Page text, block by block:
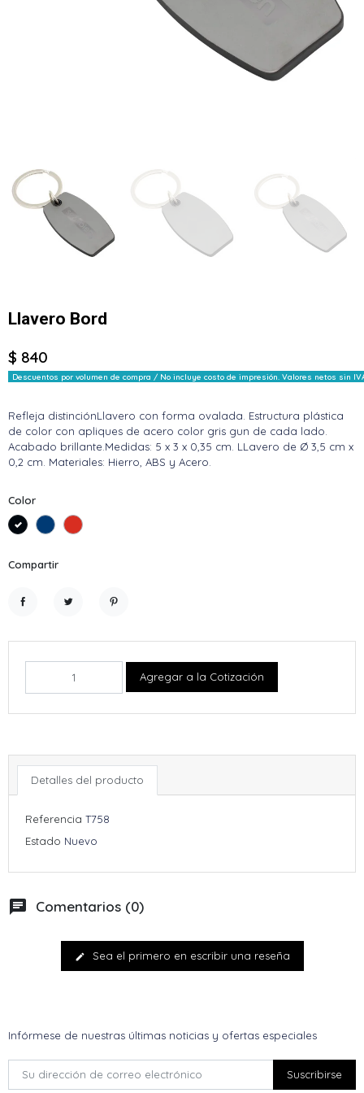
Llavero Bord
$ 840
Descuentos por volumen de compra / No incluye costo de impresión. Valores netos sin
Refleja distinciónLlavero con forma ovalada. Estructura plástica
de color con apliques de acero color gris gun de cada lado.
Acabado brillante.Medidas: 5 x 3 x 0,35 cm. LLavero de Ø 3,5 cm x
0,2 cm. Materiales: Hierro, ABS y Acero.
Color
NegroAzul Rojo
Compartir
Agregar a la Cotización
Detalles del producto
Referencia T758
Estado Nuevo
chat Comentarios (0)
edit Sea el primero en escribir una reseña
Infórmese de nuestras últimas noticias y ofertas especiales